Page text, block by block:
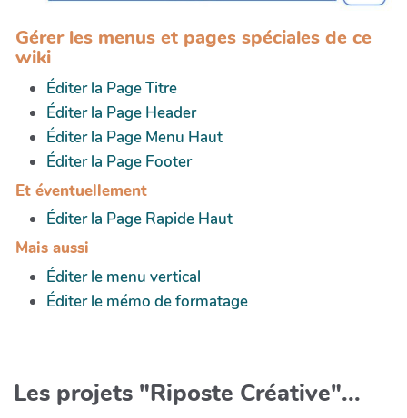
Gérer les menus et pages spéciales de ce
wiki
Éditer la Page Titre
Éditer la Page Header
Éditer la Page Menu Haut
Éditer la Page Footer
Et éventuellement
Éditer la Page Rapide Haut
Mais aussi
Éditer le menu vertical
Éditer le mémo de formatage
Les projets "Riposte Créative"...